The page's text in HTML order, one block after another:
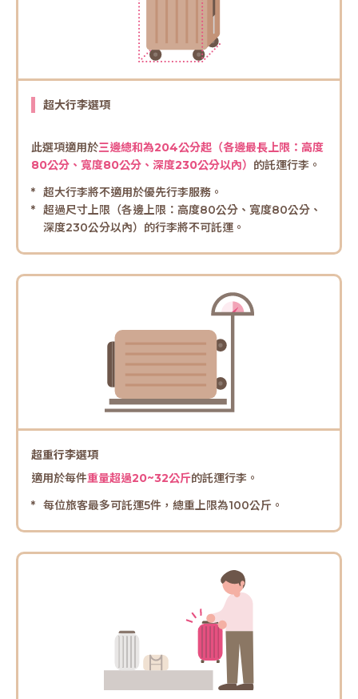
超大行李選項
此選項適用於三邊總和為204公分起（各邊最長上限：高度
80公分、寬度80公分、深度230公分以內） 的託運行李。
超大行李將不適用於優先行李服務。
超過尺寸上限（各邊上限：高度80公分、寬度80公分、
深度230公分以內）的行李將不可託運。
超重行李選項
適用於每件重量超過20~32公斤的託運行李。
每位旅客最多可託運5件，總重上限為100公斤。